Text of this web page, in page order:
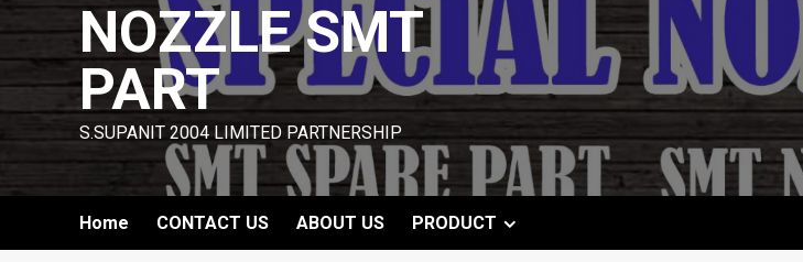
NOZZLE SMT
PART
S.SUPANIT 2004 LIMITED PARTNERSHIP
Home CONTACT US ABOUT US PRODUCT